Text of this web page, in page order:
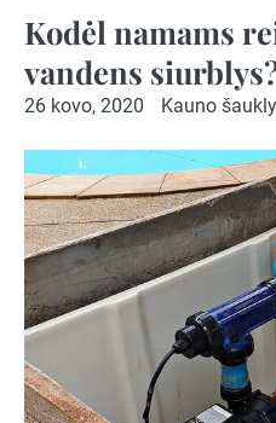
Kodėl namams
vandens
26 kovo, 2020 Kauno